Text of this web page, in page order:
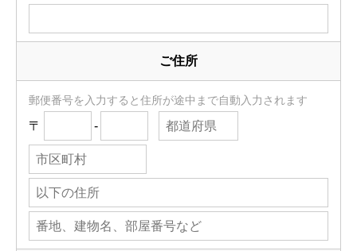
ご住所
郵便番号を入力すると住所が途中まで自動入力されます
〒 -